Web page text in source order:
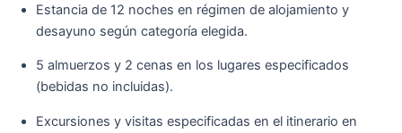
Estancia de 12 noches en régimen de alojamiento y
desayuno según categoría elegida.
5 almuerzos y 2 cenas en los lugares especificados
(bebidas no incluidas).
Excursiones y visitas especificadas en el itinerario en